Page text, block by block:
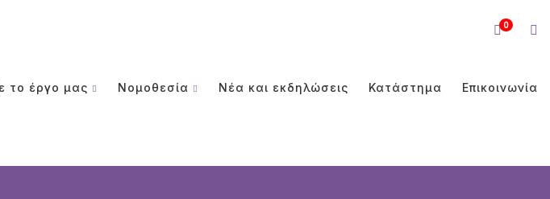
0
το έργο μας Νομοθεσία Νέα και εκδηλώσεις Κατάστημα Επικοινωνία